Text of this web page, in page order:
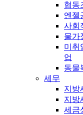
협동
엔젤
사회
물가
미취
업
동물
세무
지방
지방
세금